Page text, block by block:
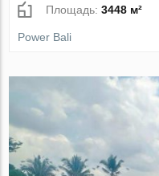
Площадь:3448 м²
Power Bali